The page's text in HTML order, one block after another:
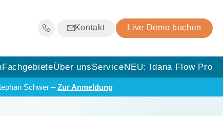
Kontakt Live Demo buchen
FachgebieteÜber unsServiceNEU: Idana Flow Pro
Schwer –Zur Anmeldung